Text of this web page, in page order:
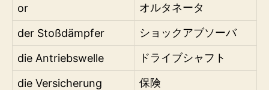
or
オルタネータ
der Stoßdämpfer ショックアブソーバ
die Antriebswelle ドライブシャフト
die Versicherung 保険